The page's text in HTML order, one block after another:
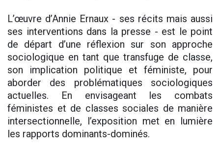
L’œuvre d’Annie Ernaux - ses récits mais aussi
ses interventions dans la presse - est le point
de départ d’une réflexion sur son approche
sociologique en tant que transfuge de classe,
son implication politique et féministe, pour
aborder des problématiques sociologiques
actuelles. En envisageant les combats
féministes et de classes sociales de manière
intersectionnelle, l’exposition met en lumière
les rapports dominants-dominés.